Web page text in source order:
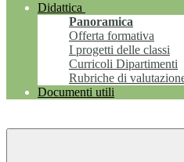
Didattica
Panoramica
Offerta formativa
I progetti delle classi
Curricoli Dipartimenti
Rubriche di
Documenti utili